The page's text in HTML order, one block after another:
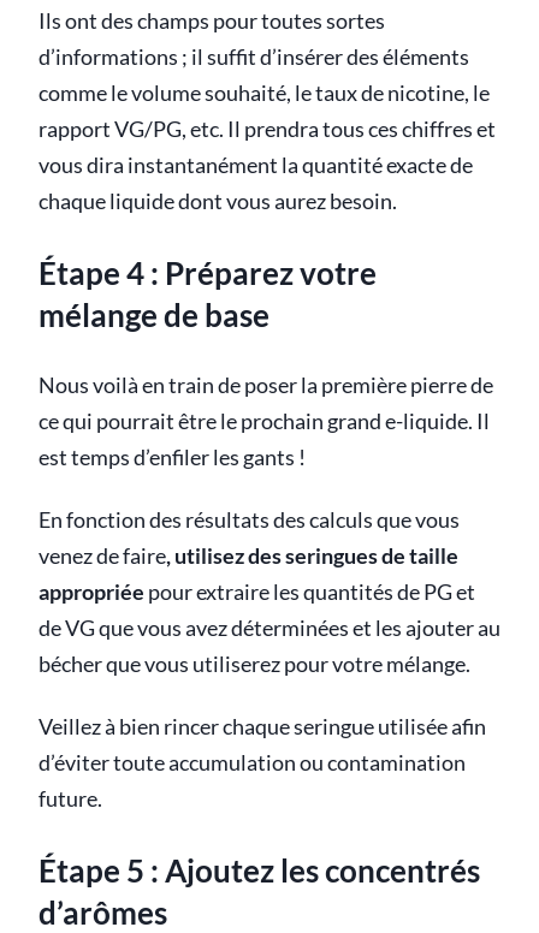
Ils ont des champs pour toutes sortes
d’informations ; il suffit d’insérer des éléments
comme le volume souhaité, le taux de nicotine, le
rapport VG/PG, etc. Il prendra tous ces chiffres et
vous dira instantanément la quantité exacte de
chaque liquide dont vous aurez besoin.
Étape 4 : Préparez votre
mélange de base
Nous voilà en train de poser la première pierre de
ce qui pourrait être le prochain grand e-liquide. Il
est temps d’enfiler les gants !
En fonction des résultats des calculs que vous
venez de faire, utilisez des seringues de taille
appropriée pour extraire les quantités de PG et
de VG que vous avez déterminées et les ajouter au
bécher que vous utiliserez pour votre mélange.
Veillez à bien rincer chaque seringue utilisée afin
d’éviter toute accumulation ou contamination
future.
Étape 5 : Ajoutez les concentrés
d’arômes